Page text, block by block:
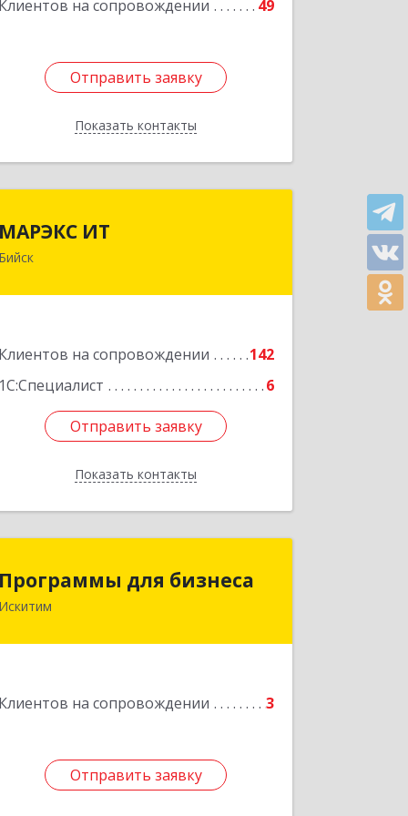
Клиентов на сопровождении 49
Отправить заявку
Показать контакты
Отправить заявку
Назад
МАРЭКС ИТ
Бийск
Клиентов на сопровождении
142
1С:Специалист
6
Отправить заявку
Показать контакты
Алтайский край, Бийск г, Разина, дом
Отправить заявку
Назад
Программы для бизнеса
Искитим
Клиентов на сопровождении 3
Отправить заявку
Программы для бизнеса
Отправить заявку